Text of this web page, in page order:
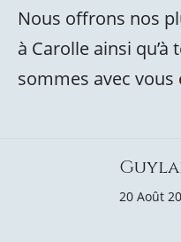
Nous offrons nos
à Carolle ainsi
sommes avec vous
20 Août